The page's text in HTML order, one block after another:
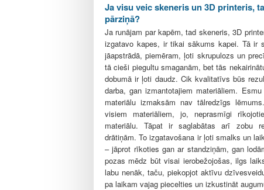
Ja visu veic skeneris un 3D printeris,
pārziņā?
Ja runājam par kapēm, tad skeneris, 3D
izgatavo kapes, ir tikai sākums kapei. Tā ir
jāapstrādā, piemēram, ļoti skrupulozs un
tā cieši piegultu smaganām, bet tās
dobumā ir ļoti daudz. Cik kvalitatīvs būs
darba, gan izmantotajiem materiāliem.
materiālu izmaksām nav tālredzīgs
visiem materiāliem, jo, neprasmīgi
materiālu. Tāpat ir saglabātas arī zobu
drātiņām. To izgatavošana ir ļoti smalks un
– jāprot rīkoties gan ar standziņām, gan
pozas mēdz būt visai ierobežojošas, ilgs
labu nenāk, taču, piekopjot aktīvu
pa laikam vajag piecelties un izkustināt